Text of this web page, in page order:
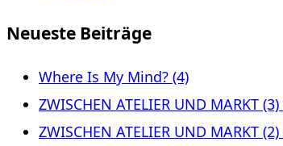
Neueste Beiträge
Where Is My Mind? (4)
ZWISCHEN ATELIER UND MARKT
ZWISCHEN ATELIER UND MARKT